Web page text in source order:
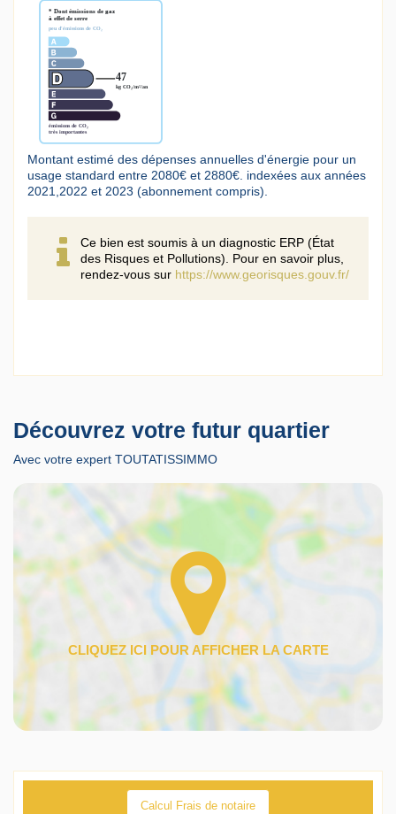
Montant estimé des dépenses annuelles d'énergie pour un
usage standard entre 2080€ et 2880€. indexées aux années
2021,2022 et 2023 (abonnement compris).
Ce bien est soumis à un diagnostic ERP (État
des Risques et Pollutions). Pour en savoir plus,
rendez-vous sur https://www.georisques.gouv.fr/
Découvrez votre futur quartier
Avec votre expert TOUTATISSIMMO
Calcul Frais de notaire